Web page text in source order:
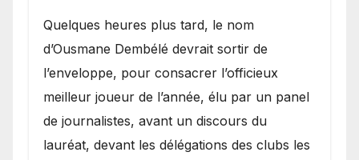
Quelques heures plus tard, le nom
d’Ousmane Dembélé devrait sortir de
l’enveloppe, pour consacrer l’officieux
meilleur joueur de l’année, élu par un panel
de journalistes, avant un discours du
lauréat, devant les délégations des clubs les